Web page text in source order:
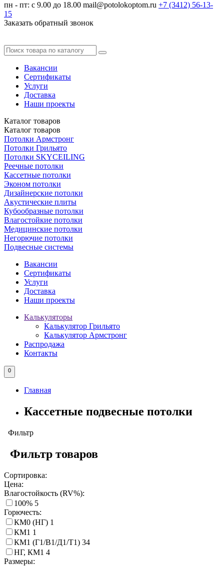
пн - пт: с 9.00 до 18.00 mail@potolokoptom.ru +7 (3412) 56-13-
15
Заказать обратный звонок
Вакансии
Сертификаты
Услуги
Доставка
Наши проекты
Каталог товаров
Каталог товаров
Потолки Армстронг
Потолки Грильято
Потолки SKYCEILING
Реечные потолки
Кассетные потолки
Эконом потолки
Дизайнерские потолки
Акустические плиты
Кубообразные потолки
Влагостойкие потолки
Медицинские потолки
Негорючие потолки
Подвесные системы
Вакансии
Сертификаты
Услуги
Доставка
Наши проекты
Калькуляторы
Калькулятор Грильято
Калькулятор Армстронг
Распродажа
Контакты
0
Главная
Кассетные подвесные потолки
Фильтр
Фильтр товаров
Сортировка:
Цена:
Влагостойкость (RV%):
100% 5
Горючесть:
КМ0 (НГ) 1
КМ1 1
КМ1 (Г1/В1/Д1/Т1) 34
НГ, КМ1 4
Размеры: